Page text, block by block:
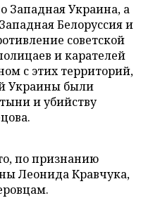
Западная Украина, а
Белоруссия и
советской
и карателей
с этих территорий,
Украины были
и убийству
по признанию
Леонида Кравчука,